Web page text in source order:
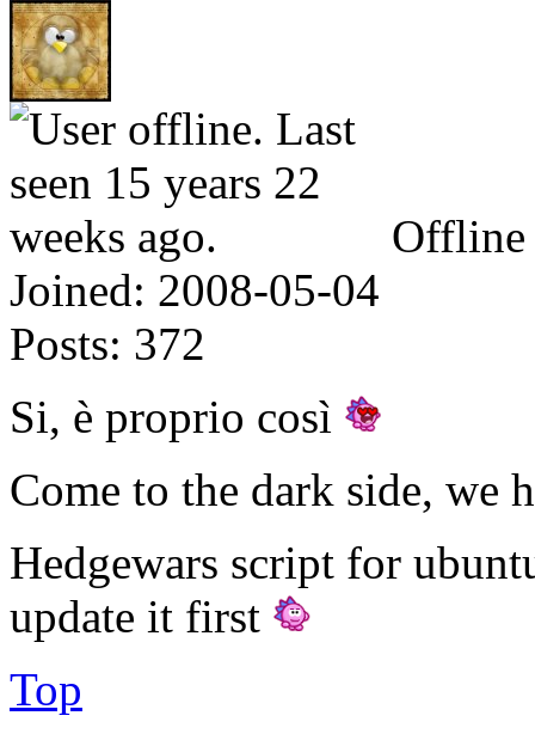
Offline
Joined: 2008-05-04
Posts: 372
Si, è proprio così
Come to the dark side, we
Hedgewars script for
update it first
Top